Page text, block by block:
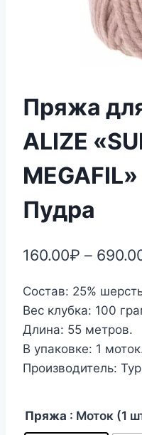
Пряжа
ALIZE
Пудра
160.00₽ –
Состав: 25%
Вес клубка: 100
Длина: 55 метров.
В упаковке: 1
Производитель:
Пряжа : Моток (1